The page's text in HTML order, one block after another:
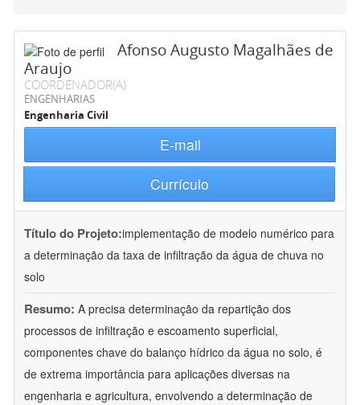
Afonso Augusto Magalhães de
Araujo
COORDENADOR(A)
ENGENHARIAS
Engenharia Civil
E-mail
Currículo
Título do Projeto:implementação de modelo numérico para
a determinação da taxa de infiltração da água de chuva no
solo
Resumo: A precisa determinação da repartição dos
processos de infiltração e escoamento superficial,
componentes chave do balanço hídrico da água no solo, é
de extrema importância para aplicações diversas na
engenharia e agricultura, envolvendo a determinação de